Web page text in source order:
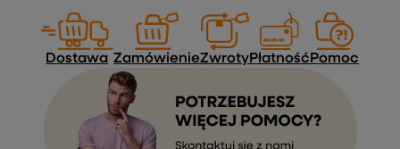
Dostawa ZamówienieZwrotyPłatność Pomoc